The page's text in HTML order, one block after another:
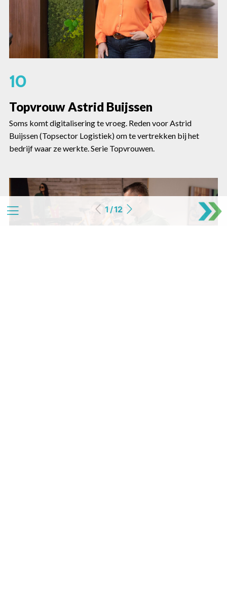
10
Topvrouw Astrid Buijssen
Soms komt digitalisering te vroeg. Reden voor Astrid
Buijssen (Topsector Logistiek) om te vertrekken bij het
bedrijf waar ze werkte. Serie Topvrouwen.
1 / 12